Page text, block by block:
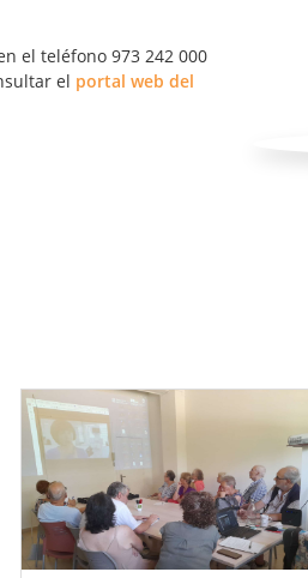
el teléfono 973 242 000
el portal web del